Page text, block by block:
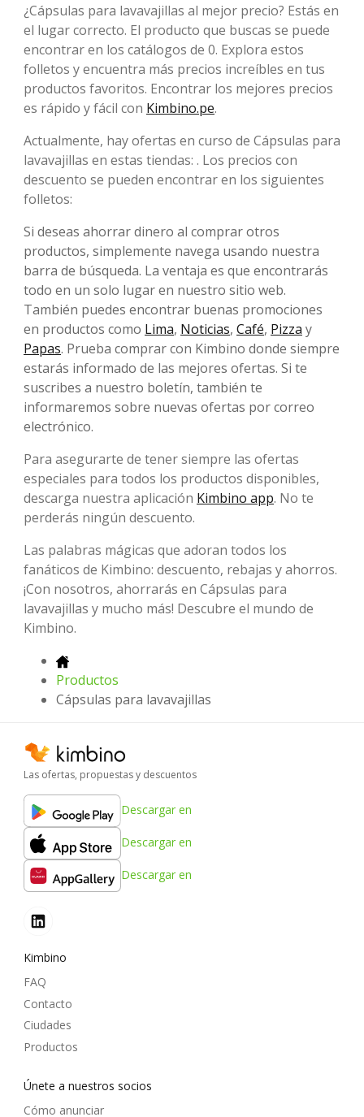
¿Cápsulas para lavavajillas al mejor precio? Estás en
el lugar correcto. El producto que buscas se puede
encontrar en los catálogos de 0. Explora estos
folletos y encuentra más precios increíbles en tus
productos favoritos. Encontrar los mejores precios
es rápido y fácil con Kimbino.pe.
Actualmente, hay ofertas en curso de Cápsulas para
lavavajillas en estas tiendas: . Los precios con
descuento se pueden encontrar en los siguientes
folletos:
Si deseas ahorrar dinero al comprar otros
productos, simplemente navega usando nuestra
barra de búsqueda. La ventaja es que encontrarás
todo en un solo lugar en nuestro sitio web.
También puedes encontrar buenas promociones
en productos como Lima, Noticias, Café, Pizza y
Papas. Prueba comprar con Kimbino donde siempre
estarás informado de las mejores ofertas. Si te
suscribes a nuestro boletín, también te
informaremos sobre nuevas ofertas por correo
electrónico.
Para asegurarte de tener siempre las ofertas
especiales para todos los productos disponibles,
descarga nuestra aplicación Kimbino app. No te
perderás ningún descuento.
Las palabras mágicas que adoran todos los
fanáticos de Kimbino: descuento, rebajas y ahorros.
¡Con nosotros, ahorrarás en Cápsulas para
lavavajillas y mucho más! Descubre el mundo de
Kimbino.
Productos
Cápsulas para lavavajillas
Las ofertas, propuestas y descuentos
Descargar en
Descargar en
Descargar en
Kimbino
FAQ
Contacto
Ciudades
Productos
Únete a nuestros socios
Cómo anunciar